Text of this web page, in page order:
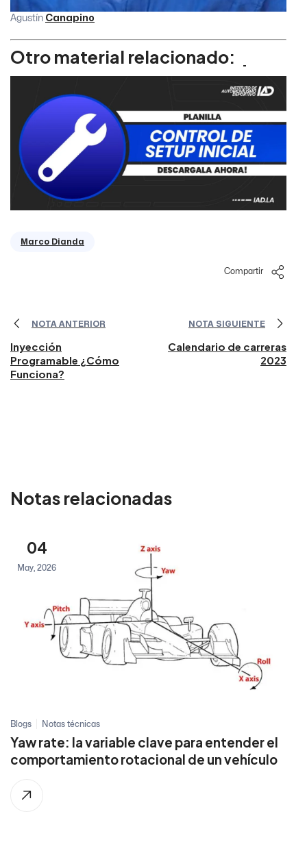
Agustín Canapino
Otro material relacionado:
Marco Dianda
Compartir
NOTA ANTERIOR
Inyección
Programable ¿Cómo
Funciona?
NOTA SIGUIENTE
Calendario de carreras
2023
Notas relacionadas
04
May, 2026
Blogs Notas técnicas
Yaw rate: la variable clave para entender el
comportamiento rotacional de un vehículo